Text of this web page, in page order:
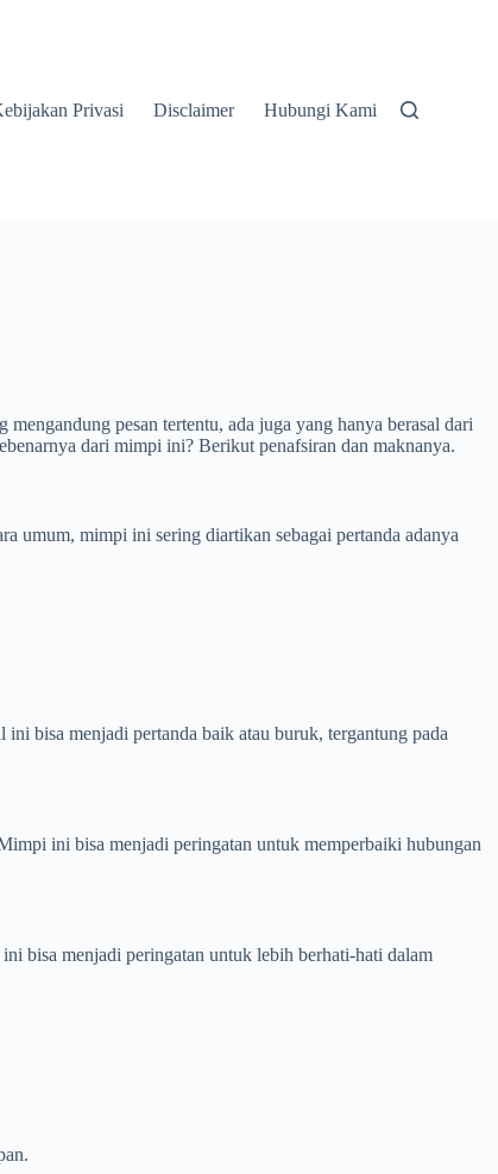
Privasi Disclaimer Hubungi Kami
pesan tertentu, ada juga yang hanya berasal dari
dari mimpi ini? Berikut penafsiran dan maknanya.
umum, mimpi ini sering diartikan sebagai pertanda adanya
bisa menjadi pertanda baik atau buruk, tergantung pada
ini bisa menjadi peringatan untuk memperbaiki hubungan
bisa menjadi peringatan untuk lebih berhati-hati dalam